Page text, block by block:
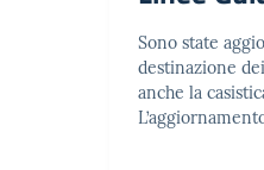
Sono state
destinazione
anche la